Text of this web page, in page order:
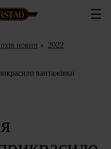
новин
2022
вантажівки